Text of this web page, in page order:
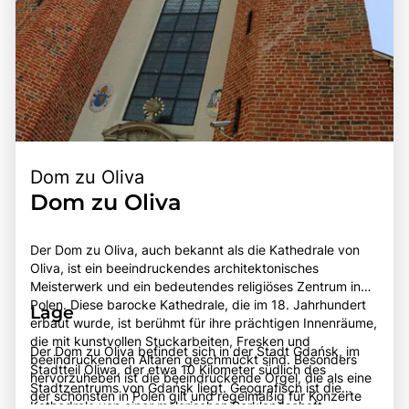
Dom zu Oliva
Dom zu Oliva
Der Dom zu Oliva, auch bekannt als die Kathedrale von
Oliva, ist ein beeindruckendes architektonisches
Meisterwerk und ein bedeutendes religiöses Zentrum in
Polen. Diese barocke Kathedrale, die im 18. Jahrhundert
erbaut wurde, ist berühmt für ihre prächtigen Innenräume,
die mit kunstvollen Stuckarbeiten, Fresken und
beeindruckenden Altären geschmückt sind. Besonders
hervorzuheben ist die beeindruckende Orgel, die als eine
der schönsten in Polen gilt und regelmäßig für Konzerte
Lage
Der Dom zu Oliva befindet sich in der Stadt Gdańsk, im
Stadtteil Oliwa, der etwa 10 Kilometer südlich des
Stadtzentrums von Gdańsk liegt. Geografisch ist die